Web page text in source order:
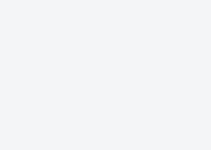
штрихкодов
логирования